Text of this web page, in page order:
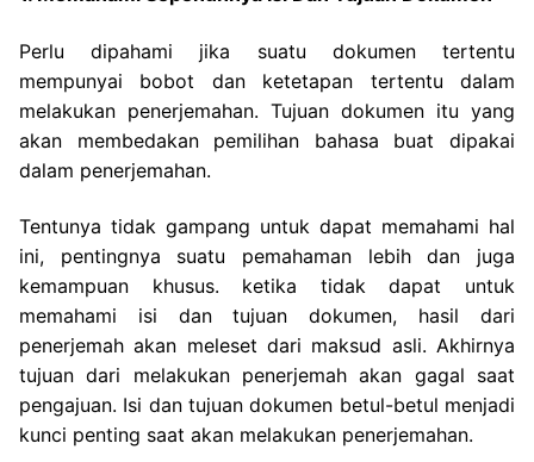
Perlu dipahami jika suatu dokumen tertentu
mempunyai bobot dan ketetapan tertentu dalam
melakukan penerjemahan. Tujuan dokumen itu yang
akan membedakan pemilihan bahasa buat dipakai
dalam penerjemahan.
Tentunya tidak gampang untuk dapat memahami hal
ini, pentingnya suatu pemahaman lebih dan juga
kemampuan khusus. ketika tidak dapat untuk
memahami isi dan tujuan dokumen, hasil dari
penerjemah akan meleset dari maksud asli. Akhirnya
tujuan dari melakukan penerjemah akan gagal saat
pengajuan. Isi dan tujuan dokumen betul-betul menjadi
kunci penting saat akan melakukan penerjemahan.